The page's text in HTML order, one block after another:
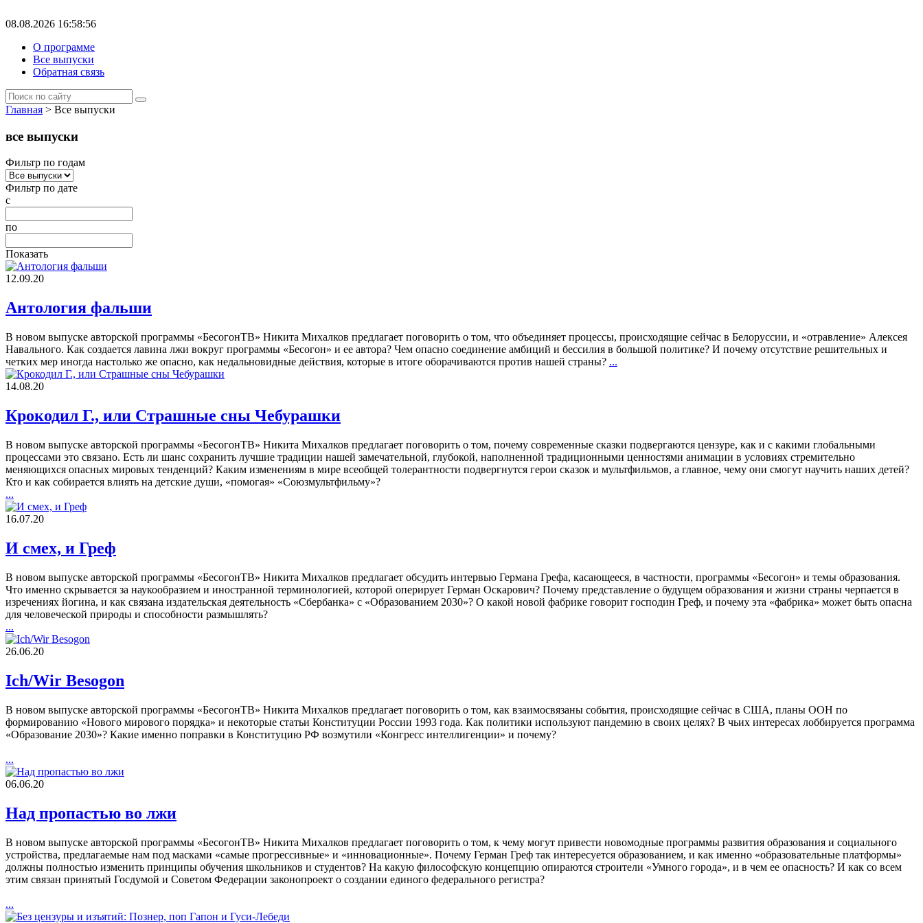
08.08.2026 16:58:56
О программе
Все выпуски
Обратная связь
Главная > Все выпуски
все выпуски
Фильтр по годам
Фильтр по дате
с
по
Показать
12.09.20
Антология фальши
В новом выпуске авторской программы «БесогонТВ» Никита Михалков предлагает поговорить о том, что объединяет процессы, происходящие сейчас в Белоруссии, и «отравление» Алексея
Навального. Как создается лавина лжи вокруг программы «Бесогон» и ее автора? Чем опасно соединение амбиций и бессилия в большой политике? И почему отсутствие решительных и
четких мер иногда настолько же опасно, как недальновидные действия, которые в итоге оборачиваются против нашей страны? ...
14.08.20
Крокодил Г., или Страшные сны Чебурашки
В новом выпуске авторской программы «БесогонТВ» Никита Михалков предлагает поговорить о том, почему современные сказки подвергаются цензуре, как и с какими глобальными
процессами это связано. Есть ли шанс сохранить лучшие традиции нашей замечательной, глубокой, наполненной традиционными ценностями анимации в условиях стремительно
меняющихся опасных мировых тенденций? Каким изменениям в мире всеобщей толерантности подвергнутся герои сказок и мультфильмов, а главное, чему они смогут научить наших детей?
Кто и как собирается влиять на детские души, «помогая» «Союзмультфильму»?
...
16.07.20
И смех, и Греф
В новом выпуске авторской программы «БесогонТВ» Никита Михалков предлагает обсудить интервью Германа Грефа, касающееся, в частности, программы «Бесогон» и темы образования.
Что именно скрывается за наукообразием и иностранной терминологией, которой оперирует Герман Оскарович? Почему представление о будущем образования и жизни страны черпается в
изречениях йогина, и как связана издательская деятельность «Сбербанка» с «Образованием 2030»? О какой новой фабрике говорит господин Греф, и почему эта «фабрика» может быть опасна
для человеческой природы и способности размышлять?
...
26.06.20
Ich/Wir Besogon
В новом выпуске авторской программы «БесогонТВ» Никита Михалков предлагает поговорить о том, как взаимосвязаны события, происходящие сейчас в США, планы ООН по
формированию «Нового мирового порядка» и некоторые статьи Конституции России 1993 года. Как политики используют пандемию в своих целях? В чьих интересах лоббируется программа
«Образование 2030»? Какие именно поправки в Конституцию РФ возмутили «Конгресс интеллигенции» и почему?
...
06.06.20
Над пропастью во лжи
В новом выпуске авторской программы «БесогонТВ» Никита Михалков предлагает поговорить о том, к чему могут привести новомодные программы развития образования и социального
устройства, предлагаемые нам под масками «самые прогрессивные» и «инновационные». Почему Герман Греф так интересуется образованием, и как именно «образовательные платформы»
должны полностью изменить принципы обучения школьников и студентов? На какую философскую концепцию опираются строители «Умного города», и в чем ее опасность? И как со всем
этим связан принятый Госдумой и Советом Федерации законопроект о создании единого федерального регистра?
...